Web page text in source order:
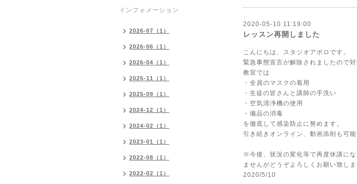
2020-05-10 11:19:00
レッスン再開しました
こんにちは、スタジオアポロです。
緊急事態宣言が解除されましたので
教室では
・全員のマスクの着用
・生徒の皆さんと講師の手洗い
・空気清浄機の使用
・備品の消毒
を徹底して感染防止に努めます。
引き続きオンライン、動画添削も可
※今後、状況の変化等で再度休講に
ませんがどうぞよろしくお願い致しま
2020/5/10
インフォメーション
2026-07（1）
2026-06（1）
2026-04（1）
2025-11（1）
2025-09（1）
2024-12（1）
2024-02（1）
2023-01（1）
2022-08（1）
2022-02（1）